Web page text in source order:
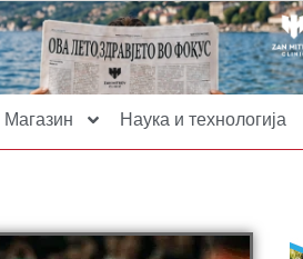
Магазин Наука и технологија